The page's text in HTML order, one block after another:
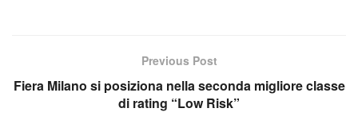
Previous Post
Fiera Milano si posiziona nella seconda migliore classe
di rating “Low Risk”